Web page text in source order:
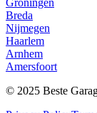
Breda
Nijmegen
Haarlem
Arnhem
Amersfoort
© 2025 Beste